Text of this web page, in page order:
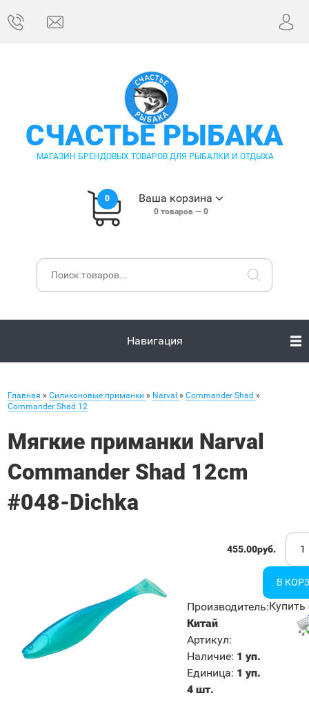
СЧАСТЬЕ РЫБАКА
МАГАЗИН БРЕНДОВЫХ ТОВАРОВ ДЛЯ РЫБАЛКИ И ОТДЫХА
0 Ваша корзина
0товаров — 0
Навигация
Главная » Силиконовые приманки » Narval » Commander Shad »
Commander Shad 12
Мягкие приманки Narval
Commander Shad 12cm
#048-Dichka
455.00руб.
Производитель:
Китай
Артикул:
Наличие: 1 уп.
Единица: 1 уп.
4 шт.
Купить